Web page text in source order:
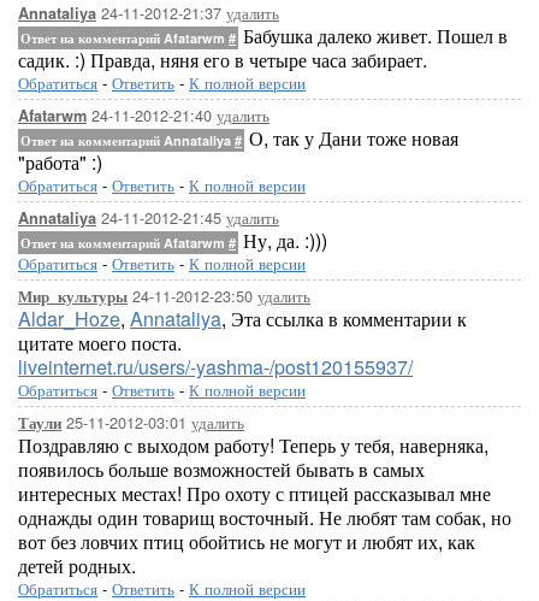
Annataliya 24-11-2012-21:37 удалить
Ответ на комментарий Afatarwm # Бабушка далеко живет. Пошел в
садик. :) Правда, няня его в четыре часа забирает.
Обратиться - Ответить - К полной версии
Afatarwm 24-11-2012-21:40 удалить
Ответ на комментарий Annataliya # О, так у Дани тоже новая
"работа" :)
Обратиться - Ответить - К полной версии
Annataliya 24-11-2012-21:45 удалить
Ответ на комментарий Afatarwm # Ну, да. :)))
Обратиться - Ответить - К полной версии
Мир_культуры 24-11-2012-23:50 удалить
Aldar_Hoze, Annataliya, Эта ссылка в комментарии к
цитате моего поста.
liveinternet.ru/users/-yashma-/post120155937/
Обратиться - Ответить - К полной версии
Таули 25-11-2012-03:01 удалить
Поздравляю с выходом работу! Теперь у тебя, наверняка,
появилось больше возможностей бывать в самых
интересных местах! Про охоту с птицей рассказывал мне
однажды один товарищ восточный. Не любят там собак, но
вот без ловчих птиц обойтись не могут и любят их, как
детей родных.
Обратиться - Ответить - К полной версии